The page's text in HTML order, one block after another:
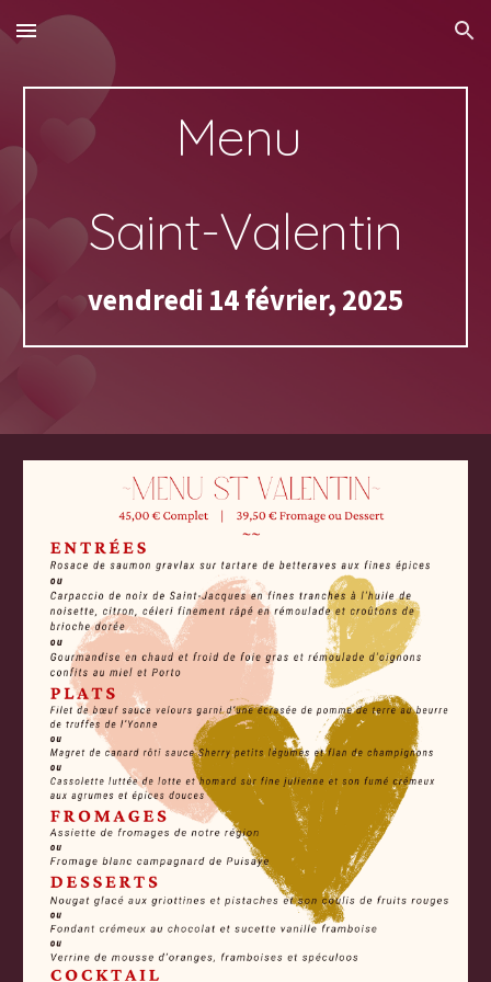
Skip to main content Skip to navigation
Menu
Saint-Valentin
vendredi 14 février, 2025